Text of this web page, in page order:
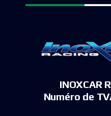
INOXCAR
Numéro de